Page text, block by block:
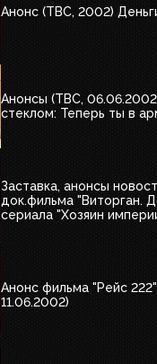
Анонс (ТВС, 2002)
Анонсы (ТВС,
стеклом: Теперь ты в
Заставка, анонсы
док.фильма "Виторган.
сериала "Хозяин
Анонс фильма "Рейс
11.06.2002)